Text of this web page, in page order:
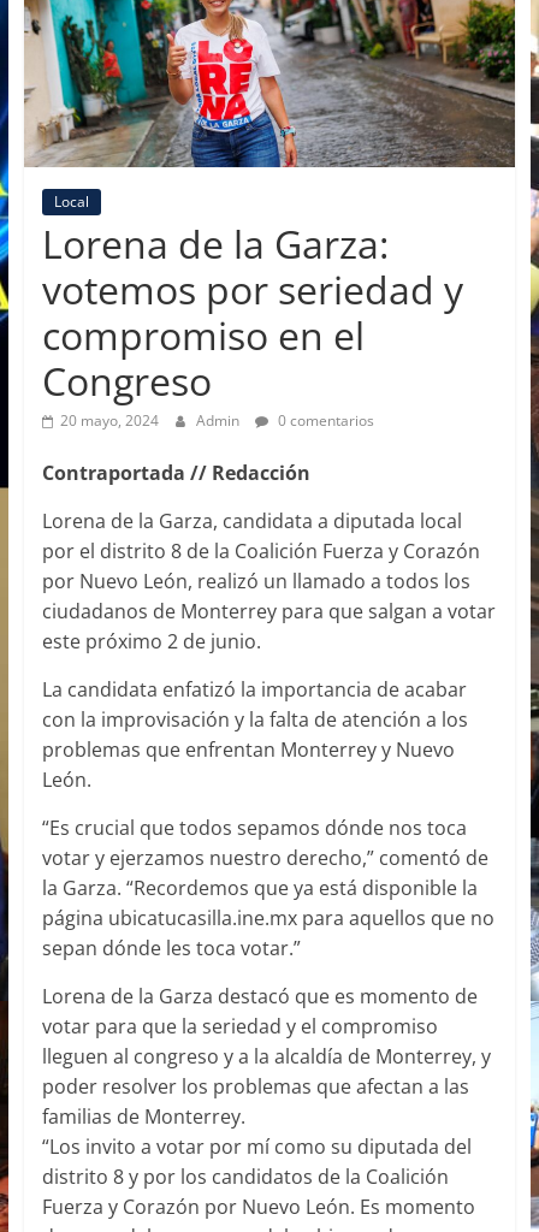
Local
Lorena de la Garza:
votemos por seriedad y
compromiso en el
Congreso
20 mayo, 2024 Admin 0 comentarios
Contraportada // Redacción
Lorena de la Garza, candidata a diputada local
por el distrito 8 de la Coalición Fuerza y Corazón
por Nuevo León, realizó un llamado a todos los
ciudadanos de Monterrey para que salgan a votar
este próximo 2 de junio.
La candidata enfatizó la importancia de acabar
con la improvisación y la falta de atención a los
problemas que enfrentan Monterrey y Nuevo
León.
“Es crucial que todos sepamos dónde nos toca
votar y ejerzamos nuestro derecho,” comentó de
la Garza. “Recordemos que ya está disponible la
página ubicatucasilla.ine.mx para aquellos que no
sepan dónde les toca votar.”
Lorena de la Garza destacó que es momento de
votar para que la seriedad y el compromiso
lleguen al congreso y a la alcaldía de Monterrey, y
poder resolver los problemas que afectan a las
familias de Monterrey.
“Los invito a votar por mí como su diputada del
distrito 8 y por los candidatos de la Coalición
Fuerza y Corazón por Nuevo León. Es momento